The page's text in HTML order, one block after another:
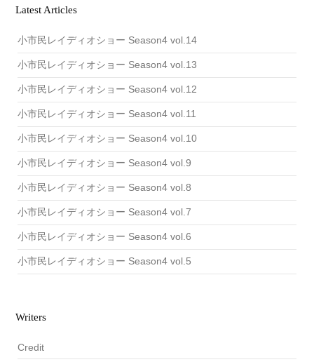
v
Latest Articles
小市民レイディオショー Season4 vol.14
小市民レイディオショー Season4 vol.13
小市民レイディオショー Season4 vol.12
小市民レイディオショー Season4 vol.11
小市民レイディオショー Season4 vol.10
小市民レイディオショー Season4 vol.9
小市民レイディオショー Season4 vol.8
小市民レイディオショー Season4 vol.7
小市民レイディオショー Season4 vol.6
小市民レイディオショー Season4 vol.5
Writers
Credit